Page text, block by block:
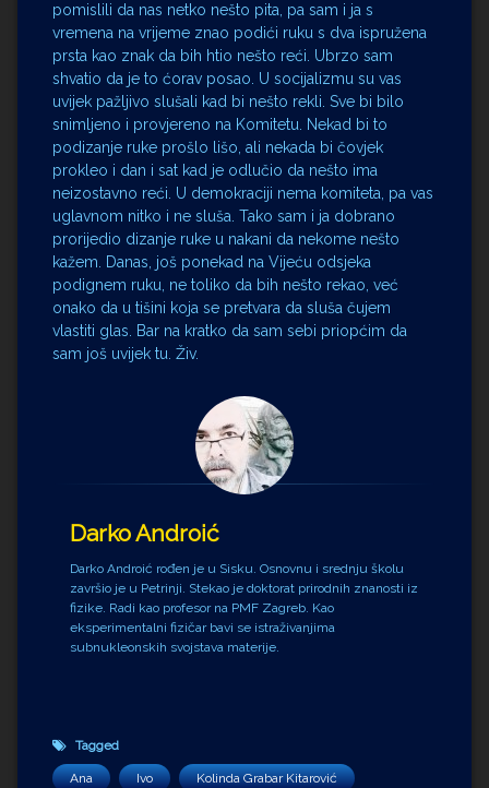
pomislili da nas netko nešto pita, pa sam i ja s
vremena na vrijeme znao podići ruku s dva ispružena
prsta kao znak da bih htio nešto reći. Ubrzo sam
shvatio da je to ćorav posao. U socijalizmu su vas
uvijek pažljivo slušali kad bi nešto rekli. Sve bi bilo
snimljeno i provjereno na Komitetu. Nekad bi to
podizanje ruke prošlo lišo, ali nekada bi čovjek
prokleo i dan i sat kad je odlučio da nešto ima
neizostavno reći. U demokraciji nema komiteta, pa vas
uglavnom nitko i ne sluša. Tako sam i ja dobrano
prorijedio dizanje ruke u nakani da nekome nešto
kažem. Danas, još ponekad na Vijeću odsjeka
podignem ruku, ne toliko da bih nešto rekao, već
onako da u tišini koja se pretvara da sluša čujem
vlastiti glas. Bar na kratko da sam sebi priopćim da
sam još uvijek tu. Živ.
Darko Androić
Darko Androić rođen je u Sisku. Osnovnu i srednju školu
završio je u Petrinji. Stekao je doktorat prirodnih znanosti iz
fizike. Radi kao profesor na PMF Zagreb. Kao
eksperimentalni fizičar bavi se istraživanjima
subnukleonskih svojstava materije.
Tagged
Ana Ivo Kolinda Grabar Kitarović